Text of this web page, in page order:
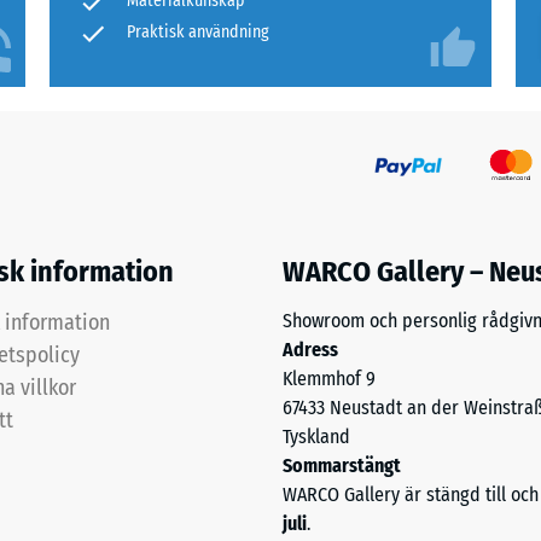
Praktisk användning
information
information
villkor
WARCO Gallery –
Showroom och personlig
Adress
Klemmhof 9
67433 Neustadt an der
Tyskland
Sommarstängt
WARCO Gallery är stängd till
juli.